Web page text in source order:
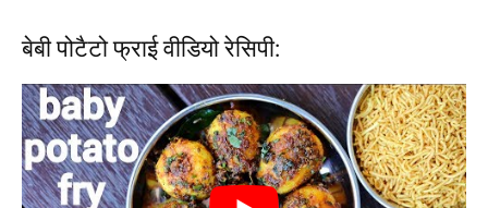
बेबी पोटैटो फ्राई वीडियो रेसिपी: